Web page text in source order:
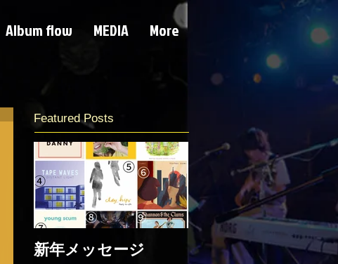
Featured Posts
新年メッセージ
Album flow MEDIA More